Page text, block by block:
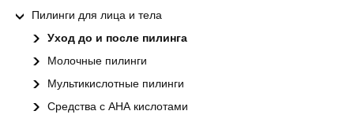
Пилинги для лица и тела
Уход до и после пилинга
Молочные пилинги
Мультикислотные пилинги
Средства с АНА кислотами